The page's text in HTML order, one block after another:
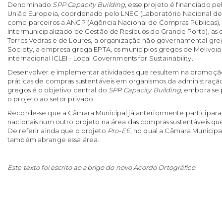
Denominado SPP Capacity Building , esse projeto é financiado
União Europeia, coordenado pelo LNEG (Laboratório Nacional
como parceiros a ANCP (Agência Nacional de Compras Públicas),
Intermunicipalizado de Gestão de Resíduos do Grande Porto), as
Torres Vedras e de Loures, a organização não governamental
Society, a empresa grega EPTA, os municípios gregos de
internacional ICLEI - Local Governments for Sustainability.
Desenvolver e implementar atividades que resultem na
práticas de compras sustentáveis em organismos da
gregos é o objetivo central do SPP Capacity Building, embora
o projeto ao setor privado.
Recorde-se que a Câmara Municipal já anteriormente
nacionais num outro projeto na área das compras sustentáveis
De referir ainda que o projeto Pro-EE, no qual a Câmara
também abrange essa área.
Este texto foi escrito ao abrigo do novo Acordo Ortográfico